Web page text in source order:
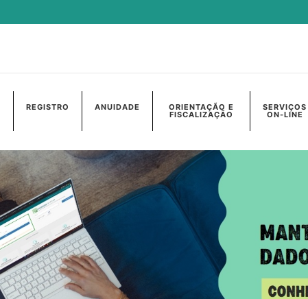
REGISTRO ANUIDADE ORIENTAÇÃO E
FISCALIZAÇÃO
SERVIÇOS
ON-LINE